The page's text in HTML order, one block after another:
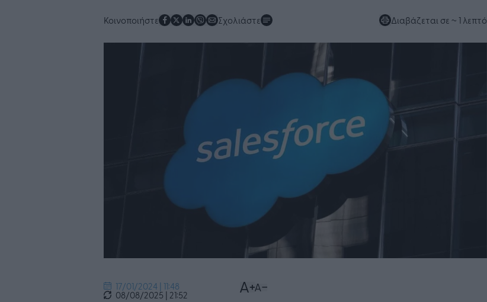
Κοινοποιήστε Σχολιάστε Διαβάζεται σε ~ 1 λεπτό
17/01/2024 | 11:48
08/08/2025 | 21:52